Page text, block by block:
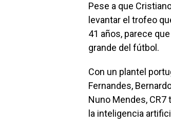
Pese a que
levantar el trofeo
41 años, parece
grande del fútbol.
Con un plantel
Fernandes,
Nuno Mendes,
la inteligencia